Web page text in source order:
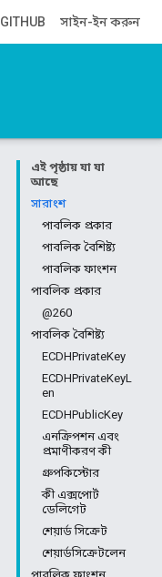
GITHUB সাইন-ইন করুন
এই পৃষ্ঠায় যা যা
আছে
সারাংশ
পাবলিক প্রকার
পাবলিক বৈশিষ্ট্য
পাবলিক ফাংশন
পাবলিক প্রকার
@260
পাবলিক বৈশিষ্ট্য
ECDHPrivateKey
ECDHPrivateKeyL
en
ECDHPublicKey
এনক্রিপশন এবং
প্রমাণীকরণ কী
গ্রুপকিস্টোর
কী এক্সপোর্ট
ডেলিগেট
শেয়ার্ড সিক্রেট
শেয়ার্ডসিক্রেটলেন